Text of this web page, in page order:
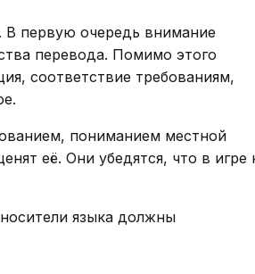
В первую очередь внимание
перевода. Помимо этого
соответствие требованиям,
пониманием местной
её. Они убедятся, что в игре
языка должны